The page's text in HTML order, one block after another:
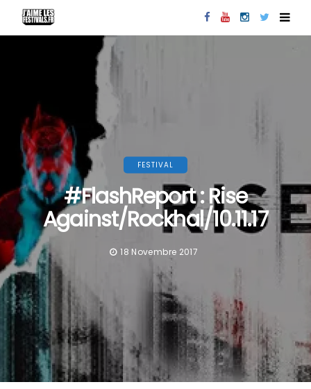
FESTIVAL
#FlashReport : Rise
Against/Rockhal/10.11.17
18 Novembre 2017